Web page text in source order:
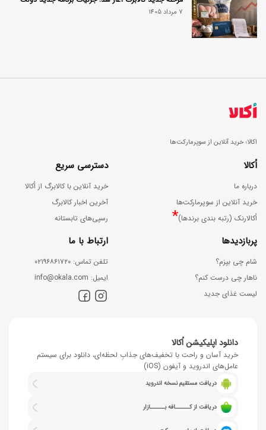
7 مرداد 1405
اکالا؛ خرید آنلاین از سوپرمارکت‌ها
اُکالا
درباره ما
خرید آنلاین از سوپرمارکت‌ها
اُکالارنک (رتبه بندی برندها)*
دسترسی سریع
خرید آنلاین با کالابرگ از اُکالا
آخرین اخبار کالابرگ
رسپی‌های تابستانه
پربازدیدها
شام چی بپزم؟
ناهار چی درست کنم؟
لیست غذای جدید
ارتباط با ما
ﺗﻠﻔﻦ ﺗﻤﺎس: ۰۲۱۹۶۸۶۱۷۲۰
اﯾﻤﯿﻞ: info@okala.com
دانلود اپلیکیشن اُکالا
خرید آسان و راحت با تخفیف‌های جذابِ لحظه‌ای، دانلود برای سیستم
عامل‌های اندروید و آیفون (iOS)
دریافت مستقیم نسخه اندروید
دریافت از کــــــافه بــــــازار